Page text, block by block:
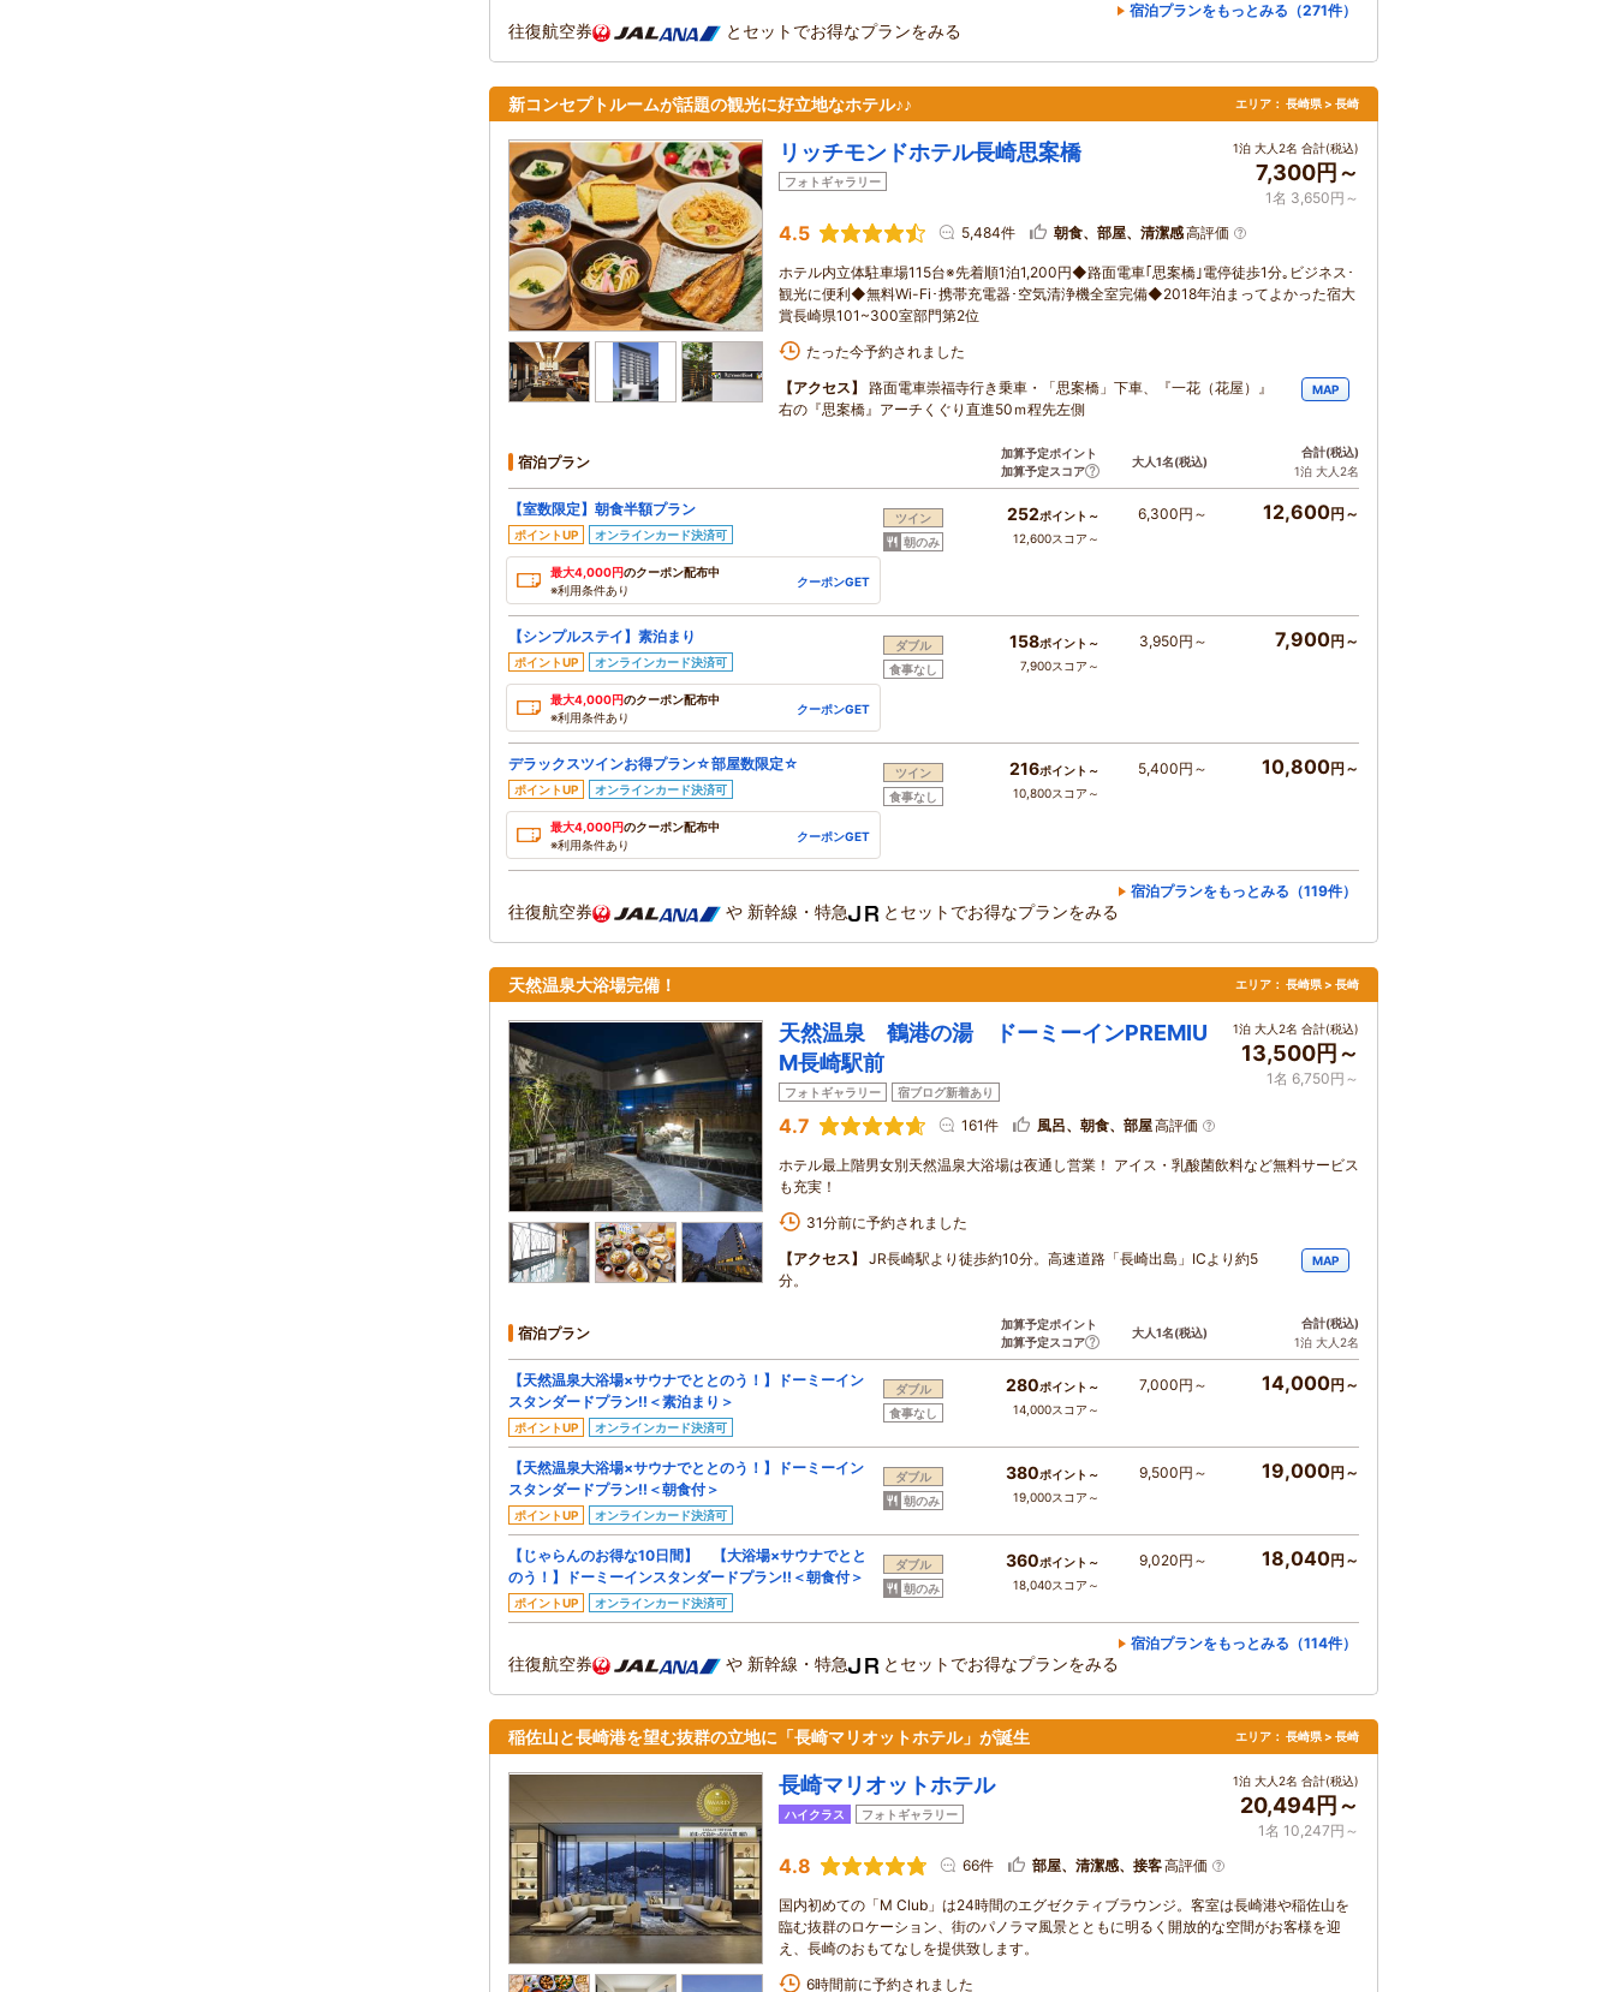
宿泊プランをもっとみる（271件）
往復航空券 とセットでお得なプランをみる
新コンセプトルームが話題の観光に好立地なホテル♪♪ エリア： 長崎県 > 長崎
リッチモンドホテル長崎思案橋
フォトギャラリー
1泊 大人2名 合計(税込)
7,300円～
1名 3,650円～
4.5 5,484件 朝食、部屋、清潔感高評価
ホテル内立体駐車場115台※先着順1泊1,200円◆路面電車｢思案橋｣電停徒歩1分｡ビジネス･
観光に便利◆無料Wi-Fi･携帯充電器･空気清浄機全室完備◆2018年泊まってよかった宿大
賞長崎県101~300室部門第2位
たった今予約されました
【アクセス】
路面電車崇福寺行き乗車・「思案橋」下車、『一花（花屋）』
右の『思案橋』アーチくぐり直進50ｍ程先左側
MAP
宿泊プラン
加算予定ポイント
加算予定スコア
大人1名(税込)
合計(税込)
1泊 大人2名
【室数限定】朝食半額プラン
ポイントUP オンラインカード決済可
最大4,000円のクーポン配布中
※利用条件あり
クーポンGET
ツイン
朝のみ
252ポイント～
12,600スコア～
6,300円～ 12,600円～
【シンプルステイ】素泊まり
ポイントUP オンラインカード決済可
最大4,000円のクーポン配布中
※利用条件あり
クーポンGET
ダブル
食事なし
158ポイント～
7,900スコア～
3,950円～ 7,900円～
デラックスツインお得プラン☆部屋数限定☆
ポイントUP オンラインカード決済可
最大4,000円のクーポン配布中
※利用条件あり
クーポンGET
ツイン
食事なし
216ポイント～
10,800スコア～
5,400円～ 10,800円～
宿泊プランをもっとみる（119件）
往復航空券 や 新幹線・特急 とセットでお得なプランをみる
天然温泉大浴場完備！ エリア： 長崎県 > 長崎
天然温泉 鶴港の湯 ドーミーインPREMIU
M長崎駅前
フォトギャラリー 宿ブログ新着あり
1泊 大人2名 合計(税込)
13,500円～
1名 6,750円～
4.7 161件 風呂、朝食、部屋高評価
ホテル最上階男女別天然温泉大浴場は夜通し営業！ アイス・乳酸菌飲料など無料サービス
も充実！
31分前に予約されました
【アクセス】
JR長崎駅より徒歩約10分。高速道路「長崎出島」ICより約5
分。
MAP
宿泊プラン
加算予定ポイント
加算予定スコア
大人1名(税込)
合計(税込)
1泊 大人2名
【天然温泉大浴場×サウナでととのう！】ドーミーイン
スタンダードプラン!!＜素泊まり＞
ポイントUP オンラインカード決済可
ダブル
食事なし
280ポイント～
14,000スコア～
7,000円～ 14,000円～
【天然温泉大浴場×サウナでととのう！】ドーミーイン
スタンダードプラン!!＜朝食付＞
ポイントUP オンラインカード決済可
ダブル
朝のみ
380ポイント～
19,000スコア～
9,500円～ 19,000円～
【じゃらんのお得な10日間】 【大浴場×サウナでとと
のう！】ドーミーインスタンダードプラン!!＜朝食付＞
ポイントUP オンラインカード決済可
ダブル
朝のみ
360ポイント～
18,040スコア～
9,020円～ 18,040円～
宿泊プランをもっとみる（114件）
往復航空券 や 新幹線・特急 とセットでお得なプランをみる
稲佐山と長崎港を望む抜群の立地に「長崎マリオットホテル」が誕生 エリア： 長崎県 > 長崎
長崎マリオットホテル
ハイクラス フォトギャラリー
1泊 大人2名 合計(税込)
20,494円～
1名 10,247円～
4.8 66件 部屋、清潔感、接客高評価
国内初めての「M Club」は24時間のエグゼクティブラウンジ。客室は長崎港や稲佐山を
臨む抜群のロケーション、街のパノラマ風景とともに明るく開放的な空間がお客様を迎
え、長崎のおもてなしを提供致します。
6時間前に予約されました